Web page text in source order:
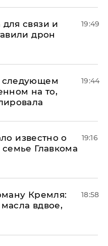
связи и
дрон
19:49
следующем
на то,
19:44
известно о
Главкома
19:16
Кремля:
вдвое,
18:58